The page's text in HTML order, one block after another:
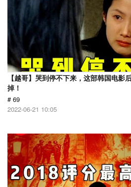
【越哥】哭到停不下来，这部韩国电影
掉！
# 69
2022-06-21 10:05